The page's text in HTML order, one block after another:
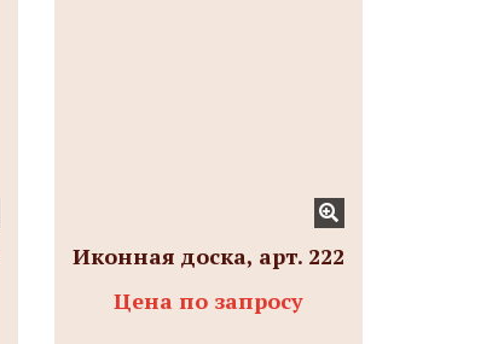
Иконная доска, арт. 222
Цена по запросу